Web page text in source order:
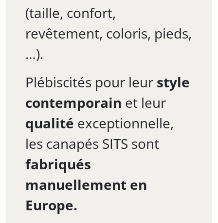
(taille, confort,
revêtement, coloris, pieds,
…).
Plébiscités pour leur style
contemporain et leur
qualité exceptionnelle,
les canapés SITS sont
fabriqués
manuellement en
Europe.